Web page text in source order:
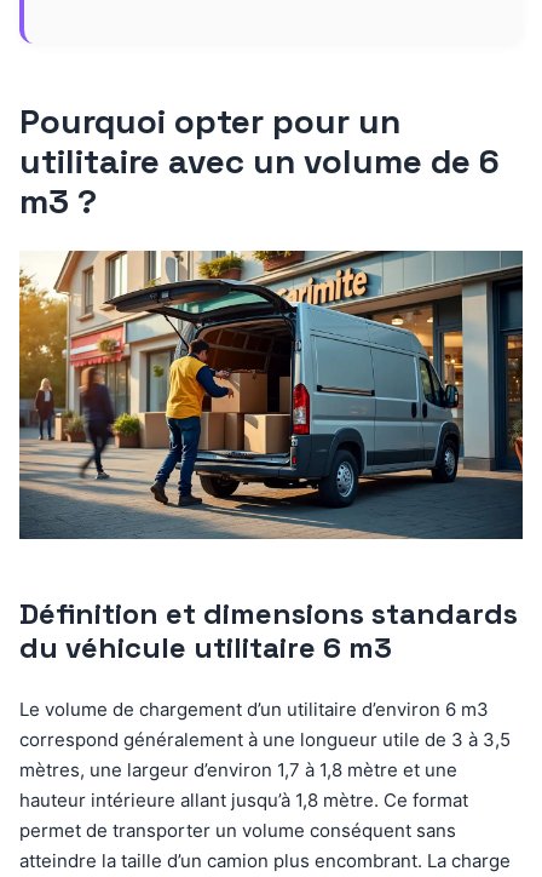
Pourquoi opter pour un
utilitaire avec un volume de 6
m3 ?
Définition et dimensions standards
du véhicule utilitaire 6 m3
Le volume de chargement d’un utilitaire d’environ 6 m3
correspond généralement à une longueur utile de 3 à 3,5
mètres, une largeur d’environ 1,7 à 1,8 mètre et une
hauteur intérieure allant jusqu’à 1,8 mètre. Ce format
permet de transporter un volume conséquent sans
atteindre la taille d’un camion plus encombrant. La charge